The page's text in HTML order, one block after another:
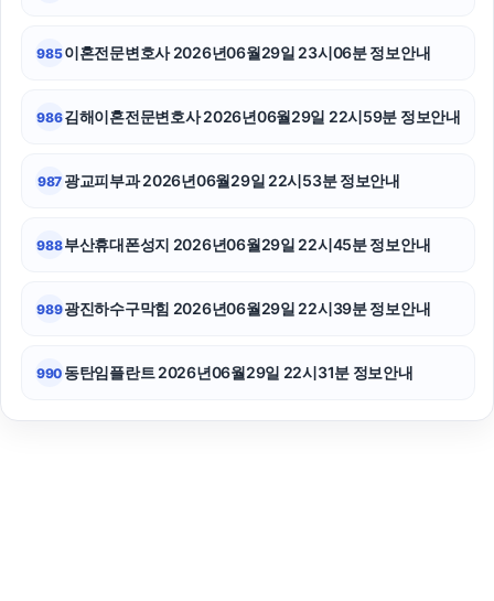
985이혼전문변호사 2026년06월29일 23시06분 정보안내
986김해이혼전문변호사 2026년06월29일 22시59분 정보안내
987 광교피부과 2026년06월29일 22시53분 정보안내
988부산휴대폰성지 2026년06월29일 22시45분 정보안내
989광진하수구막힘 2026년06월29일 22시39분 정보안내
990 동탄임플란트 2026년06월29일 22시31분 정보안내